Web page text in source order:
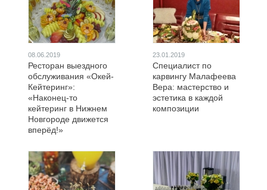
08.06.2019
Ресторан выездного
обслуживания «Окей-
Кейтеринг»:
«Наконец-то
кейтеринг в Нижнем
Новгороде движется
вперёд!»
23.01.2019
Специалист по
карвингу Малафеева
Вера: мастерство и
эстетика в каждой
композиции